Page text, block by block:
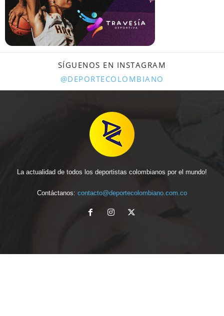
SÍGUENOS EN INSTAGRAM
@DEPORTECOLOMBIANO
La actualidad de todos los deportistas colombianos por el mundo!
Contáctanos: contacto@deportecolombiano.com.co